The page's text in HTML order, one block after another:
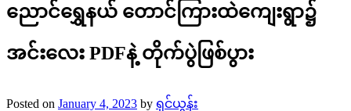
ညောင်ရွှေနယ် ‌တောင်ကြားထဲကျေးရွာ၌
အင်းလေး PDFနဲ့ တိုက်ပွဲဖြစ်ပွား
Posted on January 4, 2023 by ရှင်ယွန်း